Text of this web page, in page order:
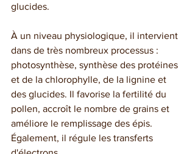
glucides.
À un niveau physiologique, il intervient
dans de très nombreux processus :
photosynthèse, synthèse des protéines
et de la chlorophylle, de la lignine et
des glucides. Il favorise la fertilité du
pollen, accroît le nombre de grains et
améliore le remplissage des épis.
Également, il régule les transferts